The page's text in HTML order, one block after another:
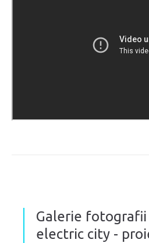
Galerie fotografii
electric city -